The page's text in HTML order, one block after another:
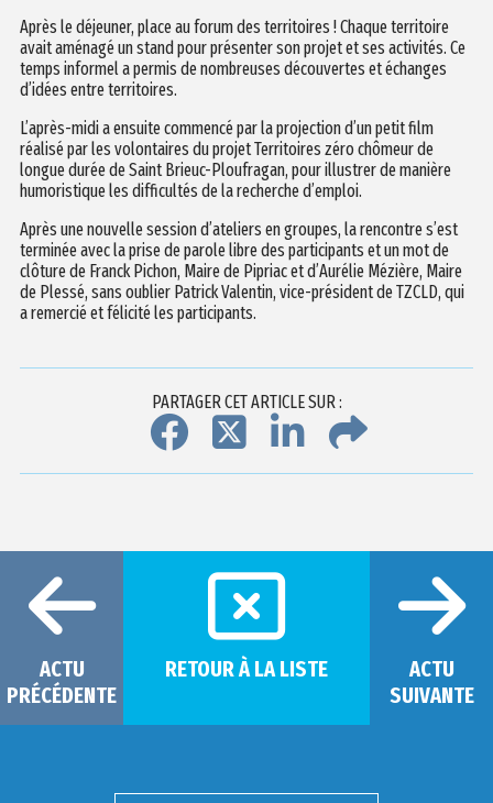
Après le déjeuner, place au forum des territoires ! Chaque territoire
avait aménagé un stand pour présenter son projet et ses activités. Ce
temps informel a permis de nombreuses découvertes et échanges
d’idées entre territoires.
L’après-midi a ensuite commencé par la projection d’un petit film
réalisé par les volontaires du projet Territoires zéro chômeur de
longue durée de Saint Brieuc-Ploufragan, pour illustrer de manière
humoristique les difficultés de la recherche d’emploi.
Après une nouvelle session d’ateliers en groupes, la rencontre s’est
terminée avec la prise de parole libre des participants et un mot de
clôture de Franck Pichon, Maire de Pipriac et d’Aurélie Mézière, Maire
de Plessé, sans oublier Patrick Valentin, vice-président de TZCLD, qui
a remercié et félicité les participants.
PARTAGER CET ARTICLE SUR :
ACTU
PRÉCÉDENTE
RETOUR À LA LISTE
ACTU
SUIVANTE